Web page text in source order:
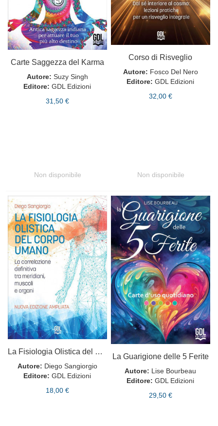
Carte Saggezza del Karma
Autore: Suzy Singh
Editore: GDL Edizioni
31,50 €
Non disponibile
Corso di Risveglio
Autore: Fosco Del Nero
Editore: GDL Edizioni
32,00 €
Non disponibile
La Fisiologia Olistica del Corpo Umano
Autore: Diego Sangiorgio
Editore: GDL Edizioni
18,00 €
La Guarigione delle 5 Ferite
Autore: Lise Bourbeau
Editore: GDL Edizioni
29,50 €